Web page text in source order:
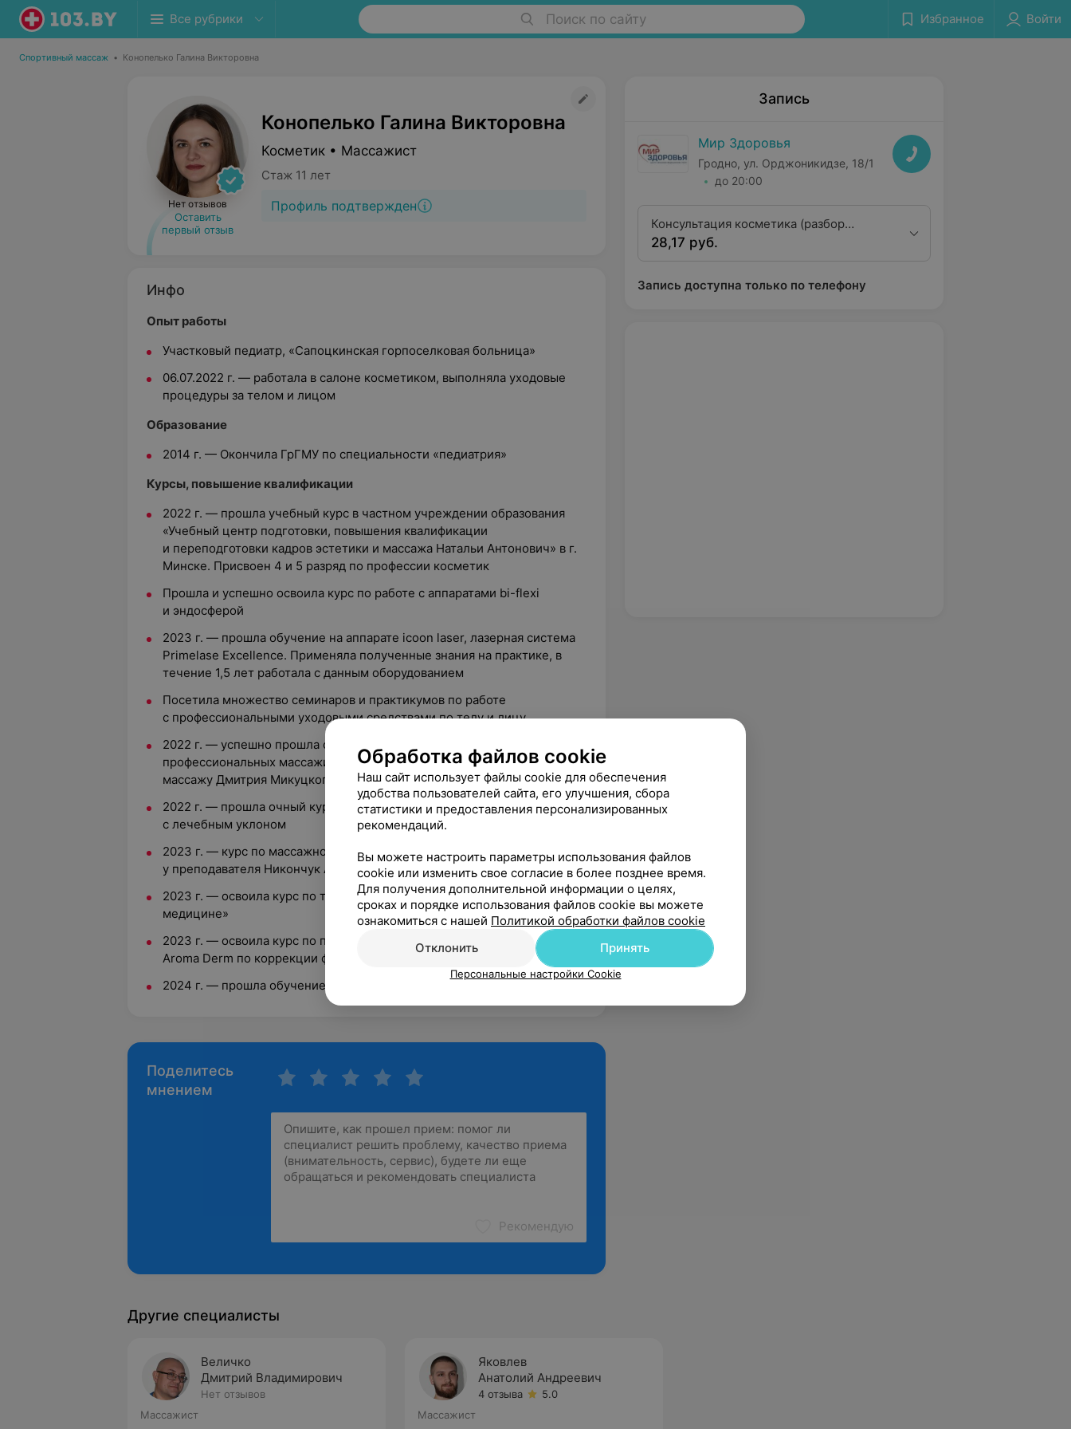
Все рубрики Поиск по сайту Избранное Войти
Спортивный массаж • Конопелько Галина Викторовна
Нет отзывов
Оставить
первый отзыв
Конопелько Галина Викторовна
Косметик • Массажист
Стаж 11 лет
Профиль подтвержден
Инфо
Опыт работы
Участковый педиатр, «Сапоцкинская горпоселковая больница»
06.07.2022 г. — работала в салоне косметиком, выполняла уходовые
процедуры за телом и лицом
Образование
2014 г. — Окончила ГрГМУ по специальности «педиатрия»
Курсы, повышение квалификации
2022 г. — прошла учебный курс в частном учреждении образования
«Учебный центр подготовки, повышения квалификации
и переподготовки кадров эстетики и массажа Натальи Антонович» в г.
Минске. Присвоен 4 и 5 разряд по профессии косметик
Прошла и успешно освоила курс по работе с аппаратами bi-flexi
и эндосферой
2023 г. — прошла обучение на аппарате icoon laser, лазерная система
Primelase Excellence. Применяла полученные знания на практике, в
течение 1,5 лет работала с данным оборудованием
Посетила множество семинаров и практикумов по работе
с профессиональными уходовыми средствами по телу и лицу
2022 г. — успешно прошла образовательную программу «КОД»
профессиональных массажистов и косметологов у преподавателя по
массажу Дмитрия Микуцкого
2022 г. — прошла очный курс у Дмитрия Микуцкого по массажу спины
с лечебным уклоном
2023 г. — курс по массажной технике спа-мастер и стоун-терапия
у преподавателя Никончук Анны
2023 г. — освоила курс по теме «Мезотерапия в эстетической
медицине»
2023 г. — освоила курс по применению профессиональной косметики
Aroma Derm по коррекции фигуры и уходу за телом
2024 г. — прошла обучение по химическим пилингам Mediderma
Поделитесь
мнением
Рекомендую
Запись
Мир Здоровья
Гродно, ул. Орджоникидзе, 18/1
до 20:00
Консультация косметика (разбор
домашнего ухода)
28,17 руб.
Запись доступна только по телефону
Другие специалисты
Величко
Дмитрий Владимирович
Нет отзывов
Массажист
Яковлев
Анатолий Андреевич
4 отзыва
5.0
Массажист
Обработка файлов cookie
Наш сайт использует файлы cookie для обеспечения
удобства пользователей сайта, его улучшения, сбора
статистики и предоставления персонализированных
рекомендаций.
Вы можете настроить параметры использования файлов
cookie или изменить свое согласие в более позднее время.
Для получения дополнительной информации о целях,
сроках и порядке использования файлов cookie вы можете
ознакомиться с нашей Политикой обработки файлов cookie
Отклонить
Принять
Персональные настройки Cookie